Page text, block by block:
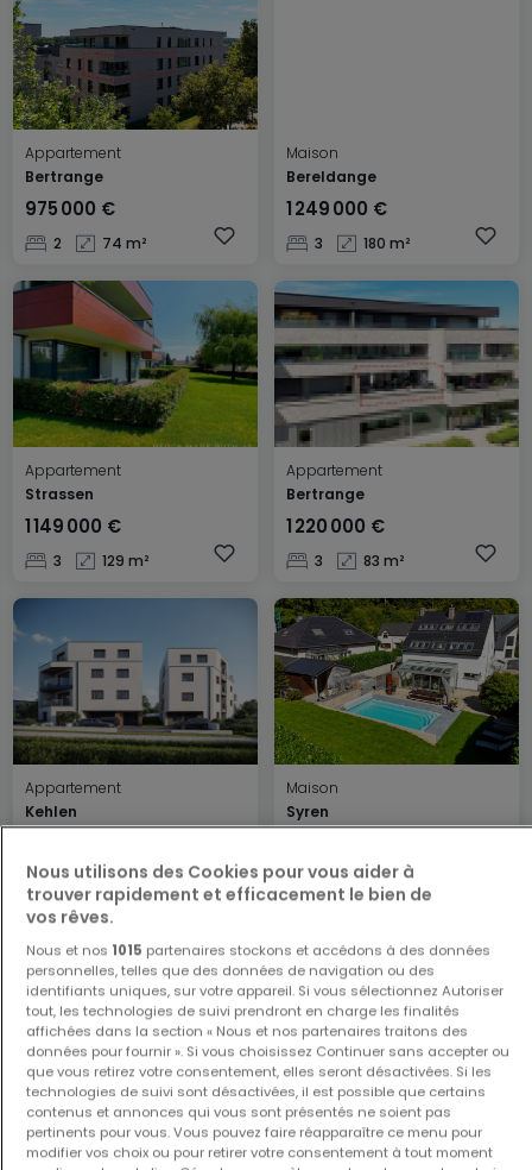
Appartement
Bertrange
975 000 €
2 74 m²
Maison
Bereldange
1 249 000 €
3 180 m²
Appartement
Strassen
1 149 000 €
3 129 m²
Appartement
Bertrange
1 220 000 €
3 83 m²
Appartement
Kehlen
1 38 m²
Maison
Syren
5 350 m²
Appartement
Bertrange
1 115 000 €
Appartement
Luxembourg
820 000 €
Nous utilisons des Cookies pour vous aider à
trouver rapidement et efficacement le bien de
vos rêves.
Nous et nos 1015 partenaires stockons et accédons à des données
personnelles, telles que des données de navigation ou des
identifiants uniques, sur votre appareil. Si vous sélectionnez Autoriser
tout, les technologies de suivi prendront en charge les finalités
affichées dans la section « Nous et nos partenaires traitons des
données pour fournir ». Si vous choisissez Continuer sans accepter ou
que vous retirez votre consentement, elles seront désactivées. Si les
technologies de suivi sont désactivées, il est possible que certains
contenus et annonces qui vous sont présentés ne soient pas
pertinents pour vous. Vous pouvez faire réapparaître ce menu pour
modifier vos choix ou pour retirer votre consentement à tout moment